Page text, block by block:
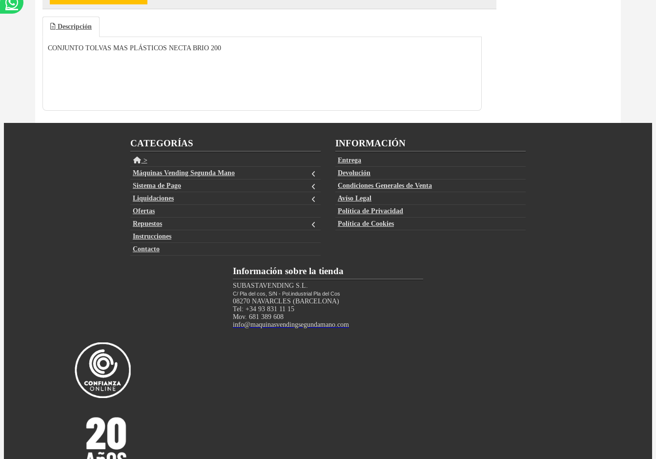
Descripción
CONJUNTO TOLVAS MAS PLÁSTICOS NECTA BRIO 200
CATEGORÍAS
>
Máquinas Vending Segunda Mano
Sistema de Pago
Liquidaciones
Ofertas
Repuestos
Instrucciones
Contacto
INFORMACIÓN
Entrega
Devolución
Condiciones Generales de Venta
Avíso Legal
Política de Privacidad
Política de Cookies
Información sobre la tienda
SUBASTAVENDING S.L.
C/ Pla del cos, S/N - Pol.industrial Pla del Cos
08270 NAVARCLES (BARCELONA)
Tel: +34 93 831 11 15
Mov. 681 389 608
info@maquinasvendingsegundamano.com